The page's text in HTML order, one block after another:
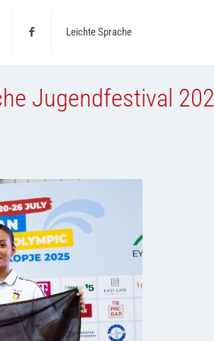
Leichte Sprache
Jugendfestival